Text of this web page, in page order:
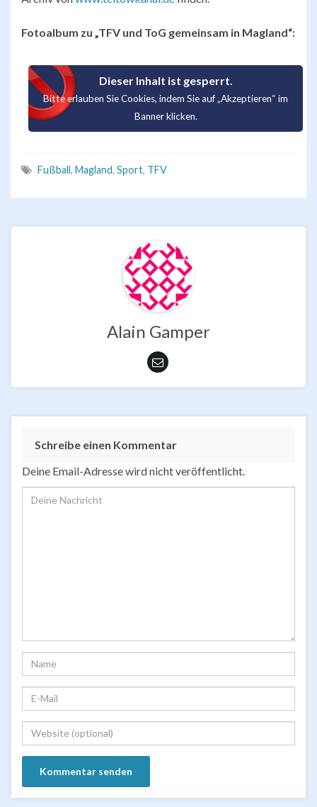
Fotoalbum zu „TFV und ToG gemeinsam in Magland“:
Dieser Inhalt ist gesperrt.
Bitte erlauben Sie Cookies, indem Sie auf „Akzeptieren“ im
Banner klicken.
Fußball, Magland, Sport, TFV
Alain Gamper
Schreibe einen Kommentar
Deine Email-Adresse wird nicht veröffentlicht.